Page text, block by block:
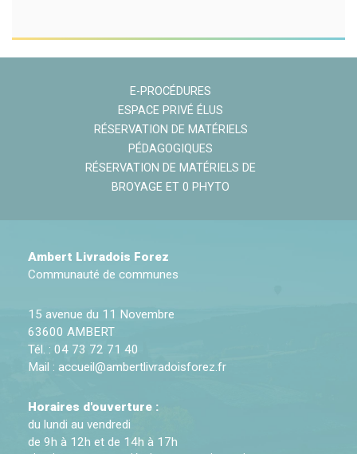
E-PROCÉDURES
ESPACE PRIVÉ ÉLUS
RÉSERVATION DE MATÉRIELS
PÉDAGOGIQUES
RÉSERVATION DE MATÉRIELS DE
BROYAGE ET 0 PHYTO
Ambert Livradois Forez
Communauté de communes
15 avenue du 11 Novembre
63600 AMBERT
Tél. : 04 73 72 71 40
Mail : accueil@ambertlivradoisforez.fr
Horaires d'ouverture :
du lundi au vendredi
de 9h à 12h et de 14h à 17h